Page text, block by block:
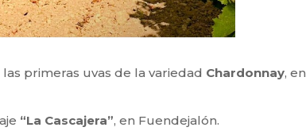
las primeras uvas de la variedad Chardonnay, en
“La Cascajera”, en Fuendejalón.